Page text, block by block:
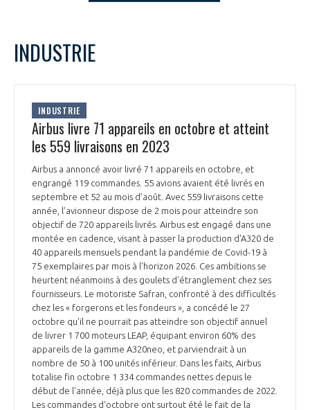
LE GIFAS
NOTRE VISION
NOS MISSIONS
NOTRE HISTOIRE
ORGANISATION
LE CONSEIL DU GIFAS
L’ÉQUIPE DU GIFAS
NOS RÉSEAUX À L'INTERNATIONAL
FONCTIONNEMENT
GEADS
COMITÉ AERO PME
STARTAIR
COMMISSIONS ET COMITÉS
ACCOMPAGNEMENT DE NOS ADHÉRENTS
LES PROGRAMMES DU GIFAS
UN ÉCOSYSTÈME INTÉGRÉ ET COHÉRENT
POURQUOI DEVENIR MEMBRE ?
LA MÉDIATION
LA MÉDIATION DANS LA FILIÈRE AÉRONAUTIQUE ET SPATIALE
LE MÉDIATEUR DE LA FILIÈRE AÉRONAUTIQUE ET SPATIALE
MÉDIATION ET CHARTE D’ENGAGEMENT SUR LES RELATIONS ENTRE
CLIENTS ET FOURNISSEURS
LE SALON DU BOURGET
L'OBSERVATOIRE
CHIFFRES CLÉS
L
1 2 3 4
5
13
15
21 22
INDUSTRIE
INDUSTRIE
Airbus livre 71 appareils en octobre et atteint
les 559 livraisons en 2023
Airbus a annoncé avoir livré 71 appareils en octobre, et
engrangé 119 commandes. 55 avions avaient été livrés en
septembre et 52 au mois d’août. Avec 559 livraisons cette
année, l’avionneur dispose de 2 mois pour atteindre son
objectif de 720 appareils livrés. Airbus est engagé dans une
montée en cadence, visant à passer la production d'A320 de
40 appareils mensuels pendant la pandémie de Covid-19 à
75 exemplaires par mois à l'horizon 2026. Ces ambitions se
heurtent néanmoins à des goulets d'étranglement chez ses
fournisseurs. Le motoriste Safran, confronté à des difficultés
chez les « forgerons et les fondeurs », a concédé le 27
octobre qu'il ne pourrait pas atteindre son objectif annuel
de livrer 1 700 moteurs LEAP, équipant environ 60% des
appareils de la gamme A320neo, et parviendrait à un
nombre de 50 à 100 unités inférieur. Dans les faits, Airbus
totalise fin octobre 1 334 commandes nettes depuis le
début de l'année, déjà plus que les 820 commandes de 2022.
Les commandes d'octobre ont surtout été le fait de la
votre réseau au sein d’un écosystème intégré et
Découvrez les avantages d'adhérer au GIFAS.
Rencontres, salons, données sectorielles,
programmes ...
DEMANDE D’ADHÉSION
OUI NON